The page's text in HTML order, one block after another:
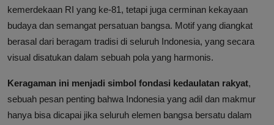
kemerdekaan RI yang ke-81, tetapi juga cerminan kekayaan
budaya dan semangat persatuan bangsa. Motif yang diangkat
berasal dari beragam tradisi di seluruh Indonesia, yang secara
visual disatukan dalam sebuah pola yang harmonis.
Keragaman ini menjadi simbol fondasi kedaulatan rakyat,
sebuah pesan penting bahwa Indonesia yang adil dan makmur
hanya bisa dicapai jika seluruh elemen bangsa bersatu dalam